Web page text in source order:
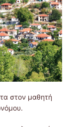
στον μαθητή